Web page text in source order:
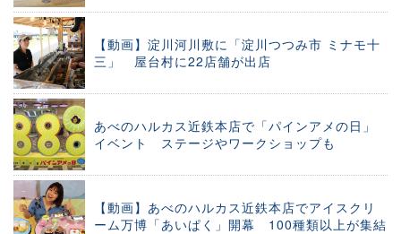
【動画】淀川河川敷に「淀川つつみ市 ミナモ十
三」 屋台村に22店舗が出店
あべのハルカス近鉄本店で「パインアメの日」
イベント ステージやワークショップも
【動画】あべのハルカス近鉄本店でアイスクリ
ーム万博「あいぱく」開幕 100種類以上が集結